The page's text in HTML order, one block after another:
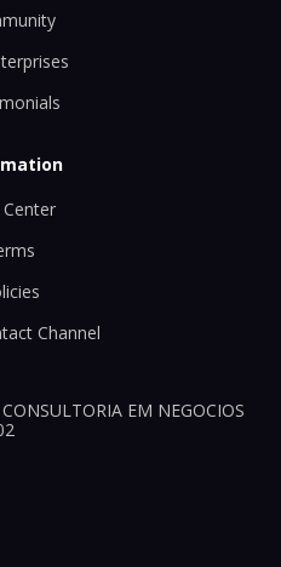
Center
Channel
EM NEGOCIOS